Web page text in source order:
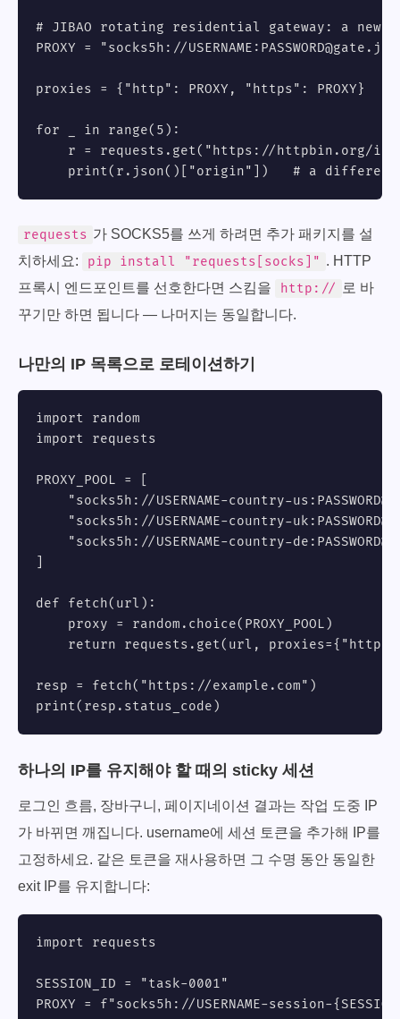
# JIBAO rotating residential gateway: a new
PROXY = "socks5h://USERNAME:
proxies = {"http": PROXY, "https": PROXY}
for _ in range(5):
r = requests.get("https://httpbin.org/
print(r.json()["origin"])   # a
requests 가 SOCKS5를 쓰게 하려면 추가 패키지를 설
치하세요:
pip install "requests[socks]" . HTTP
프록시 엔드포인트를 선호한다면 스킴을
http://
로 바
꾸기만 하면 됩니다 — 나머지는 동일합니다.
나만의 IP 목록으로 로테이션하기
import random
import requests
PROXY_POOL = [
    "socks5h://USERNAME-country-us:
    "socks5h://USERNAME-country-uk:
    "socks5h://USERNAME-country-de:
def fetch(url):
    proxy = random.choice(PROXY_POOL)
return requests.get(url,
resp = fetch("https://example.com")
print(resp.status_code)
하나의 IP를 유지해야 할 때의 sticky 세션
로그인 흐름, 장바구니, 페이지네이션 결과는 작업 도중 IP
가 바뀌면 깨집니다. username에 세션 토큰을 추가해 IP를
고정하세요. 같은 토큰을 재사용하면 그 수명 동안 동일한
exit IP를 유지합니다:
import requests
SESSION_ID = "task-0001"
PROXY = f"socks5h://USERNAME-session-